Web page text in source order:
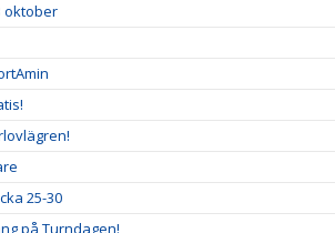
oktober
25-30
på Turndagen!